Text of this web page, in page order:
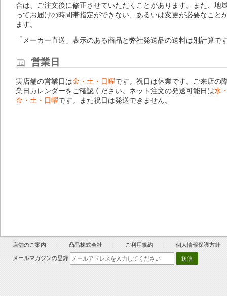
合は、ご注文後に修正させていただくことがあります。また、地
ってお届けの時間帯指定ができない、あるいは変更が必要なこと
ます。
「メーカー直送」表示のある商品と弊社発送品の送料は別計算で
営業日
実店舗の営業日は金・土・日曜です。祝日は休業です。ご来店の
業日カレンダーをご確認ください。ネット注文の発送可能日は水
金・土・日曜です。また祝日は発送できません。
店舗のご案内 凸品株式会社 ご利用規約 個人情報保護方針
メールマガジンの登録 送信